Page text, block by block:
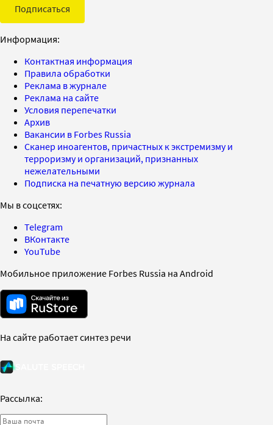
Подписаться
Информация:
Контактная информация
Правила обработки
Реклама в журнале
Реклама на сайте
Условия перепечатки
Архив
Вакансии в Forbes Russia
Сканер иноагентов, причастных к экстремизму и
терроризму и организаций, признанных
нежелательными
Подписка на печатную версию журнала
Мы в соцсетях:
Telegram
ВКонтакте
YouTube
Мобильное приложение Forbes Russia на Android
На сайте работает синтез речи
Рассылка: